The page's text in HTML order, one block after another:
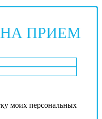
ПРИЕМ
моих персональных